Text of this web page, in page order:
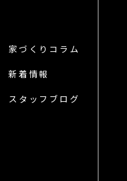
家づくりコラム
新着情報
スタッフブログ